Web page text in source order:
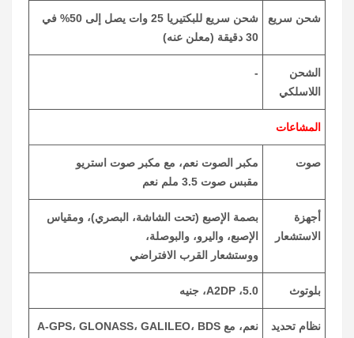
شحن سريع
شحن سريع للبكتيريا 25 وات يصل إلى 50% في
30 دقيقة (معلن عنه)
الشحن
اللاسلكي
-
المشاعات
صوت
مكبر الصوت نعم، مع مكبر صوت استريو
مقبس صوت 3.5 ملم نعم
أجهزة
الاستشعار
بصمة الإصبع (تحت الشاشة، البصري)، ومقياس
الإصبع، واليرو، والبوصلة،
ووستشعار القرب الافتراضي
بلوتوث 5.0، A2DP، جنيه
نظام تحديد
نعم، مع A-GPS، GLONASS، GALILEO، BDS